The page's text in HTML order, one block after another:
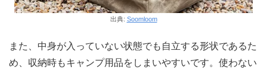
出典: Soomloom
また、中身が入っていない状態でも自立する形状であるた
め、収納時もキャンプ用品をしまいやすいです。使わない